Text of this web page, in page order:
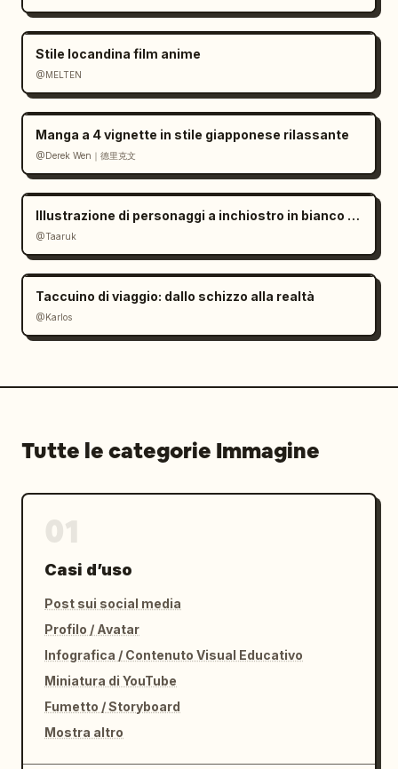
Stile locandina film anime
@MELTEN
Manga a 4 vignette in stile giapponese rilassante
@Derek Wen｜德里克文
Illustrazione di personaggi a inchiostro in bianco e nero minimalista
@Taaruk
Taccuino di viaggio: dallo schizzo alla realtà
@Karlos
Tutte le categorie Immagine
Casi d’uso
Post sui social media
Profilo / Avatar
Infografica / Contenuto Visual Educativo
Miniatura di YouTube
Fumetto / Storyboard
Mostra altro